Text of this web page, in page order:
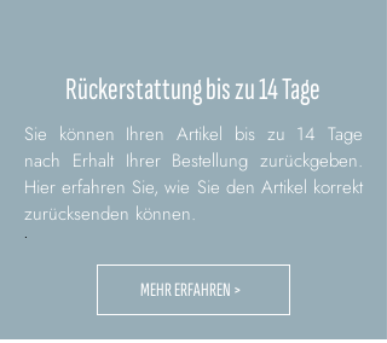
Rückerstattung bis zu 14 Tage
Sie können Ihren Artikel bis zu 14 Tage
nach Erhalt Ihrer Bestellung zurückgeben.
Hier erfahren Sie, wie Sie den Artikel korrekt
zurücksenden können.
MEHR ERFAHREN >